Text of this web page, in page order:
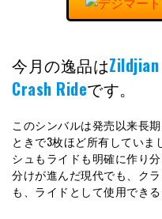
今月の逸品は
Crash Rideです。
このシンバルは発売以来長
ときで3枚ほど所有していま
シュもライドも明確に作り
分けが進んだ現代でも、ク
も、ライドとして使用でき